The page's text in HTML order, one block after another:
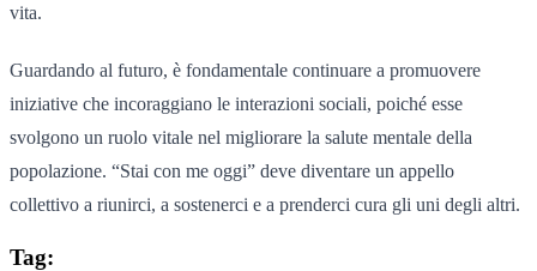
vita.
Guardando al futuro, è fondamentale continuare a promuovere
iniziative che incoraggiano le interazioni sociali, poiché esse
svolgono un ruolo vitale nel migliorare la salute mentale della
popolazione. “Stai con me oggi” deve diventare un appello
collettivo a riunirci, a sostenerci e a prenderci cura gli uni degli altri.
Tag: